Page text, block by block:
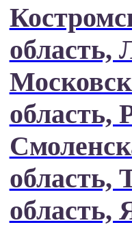
область,
область,
область,
область,